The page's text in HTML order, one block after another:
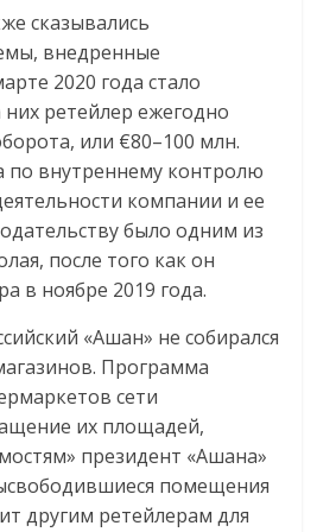
сказывались
внедренные
2020 года стало
них ретейлер ежегодно
или €80–100 млн.
по внутреннему контролю
компании и ее
было одним из
после того как он
в ноябре 2019 года.
«Ашан» не собирался
Программа
сети
их площадей,
президент «Ашана»
помещения
другим ретейлерам для